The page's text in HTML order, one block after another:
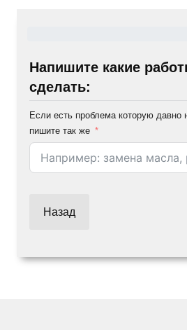
Напишите какие
сделать:
Если есть проблема которую давно
пишите так же
Назад